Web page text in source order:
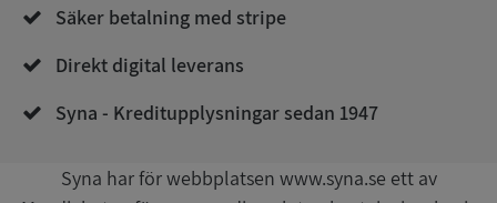
Säker betalning med stripe
Direkt digital leverans
Syna - Kreditupplysningar sedan 1947
Syna har för webbplatsen www.syna.se ett av
VISITOR_PRIVACY_METADATA
YouTube
.youtube.com